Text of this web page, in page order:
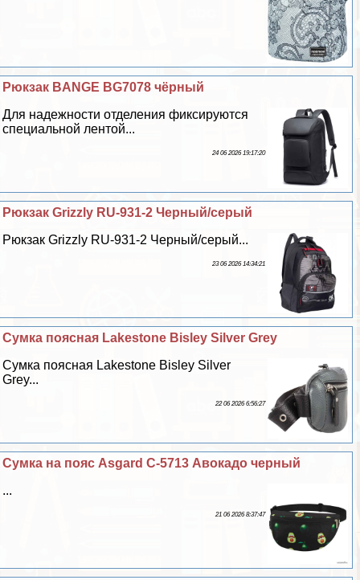
Рюкзак BANGE BG7078 чёрный
Для надежности отделения фиксируются
специальной лентой...
24 06 2026 19:17:20
Рюкзак Grizzly RU-931-2 Черный/серый
Рюкзак Grizzly RU-931-2 Черный/серый...
23 06 2026 14:34:21
Сумка поясная Lakestone Bisley Silver Grey
Сумка поясная Lakestone Bisley Silver
Grey...
22 06 2026 6:56:27
Сумка на пояс Asgard С-5713 Авокадо черный
...
21 06 2026 8:37:47